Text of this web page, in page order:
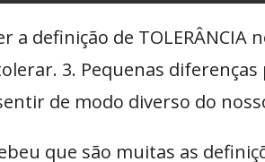
a definição de
3. Pequenas
de modo diverso do
que são muitas as